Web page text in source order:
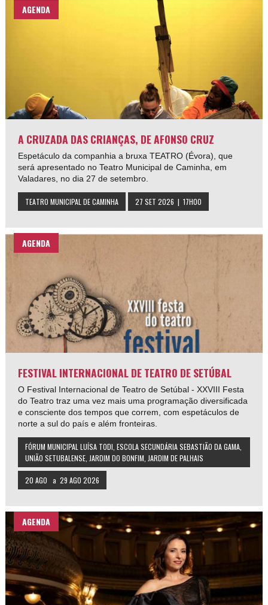
AGENDA
A CRUZADA DAS CRIANÇAS, DE AFONSO CRUZ
Espetáculo da companhia a bruxa TEATRO (Évora), que
será apresentado no Teatro Municipal de Caminha, em
Valadares, no dia 27 de setembro.
TEATRO MUNICIPAL DE CAMINHA 27 SET 2026 | 17H00
AGENDA
FESTIVAL INTERNACIONAL DE TEATRO DE SETÚBAL
O Festival Internacional de Teatro de Setúbal - XXVIII Festa
do Teatro traz uma vez mais uma programação diversificada
e consciente dos tempos que correm, com espetáculos de
norte a sul do país e além fronteiras.
FÓRUM MUNICIPAL LUÍSA TODI, ESCOLA SECUNDÁRIA SEBASTIÃO DA GAMA,
UNIÃO SETUBALENSE, JARDIM DO BONFIM, JARDIM DE PALHAIS
20 AGO a 29 AGO 2026
AGENDA